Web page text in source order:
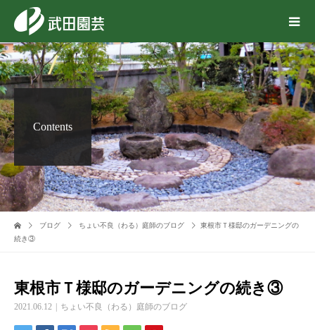
Contents
ブログ ちょい不良（わる）庭師のブログ
東根市Ｔ様邸のガーデニングの
続き③
東根市Ｔ様邸のガーデニングの続き③
2021.06.12 ちょい不良（わる）庭師のブログ